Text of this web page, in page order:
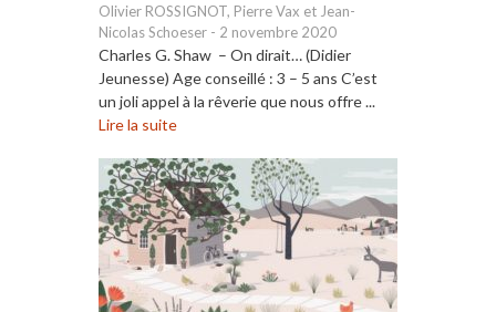
Olivier ROSSIGNOT, Pierre Vax et Jean-
Nicolas Schoeser - 2 novembre 2020
Charles G. Shaw – On dirait… (Didier
Jeunesse) Age conseillé : 3 – 5 ans C’est
un joli appel à la rêverie que nous offre ...
Lire la suite